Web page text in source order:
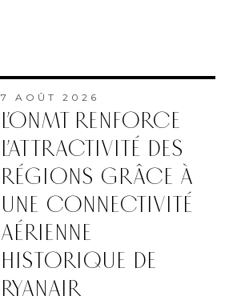
7 AOÛT 2026
L’ONMT RENFORCE
L’ATTRACTIVITÉ DES
RÉGIONS GRÂCE À
UNE CONNECTIVITÉ
AÉRIENNE
HISTORIQUE DE
RYANAIR